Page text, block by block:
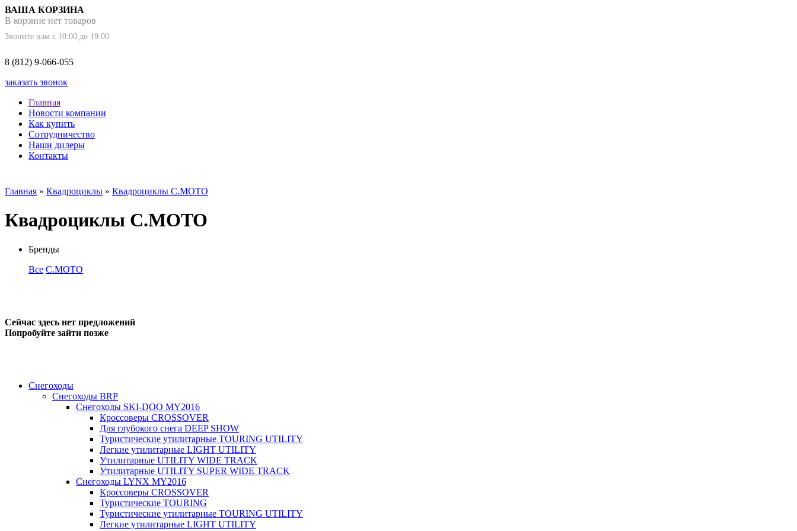
ВАША КОРЗИНА
В корзине нет товаров
Звоните нам с 10:00 до 19:00
8 (812) 9-066-055
заказать звонок
Главная
Новости компании
Как купить
Сотрудничество
Наши дилеры
Контакты
Главная » Квадроциклы » Квадроциклы C.MOTO
Квадроциклы C.MOTO
Бренды
Все C.MOTO
Сейчас здесь нет предложений
Попробуйте зайти позже
Снегоходы
Снегоходы BRP
Снегоходы SKI-DOO MY2016
Кроссоверы CROSSOVER
Для глубокого снега DEEP SHOW
Туристические утилитарные TOURING UTILITY
Легкие утилитарные LIGHT UTILITY
Утилитарные UTILITY WIDE TRACK
Утилитарные UTILITY SUPER WIDE TRACK
Снегоходы LYNX MY2016
Кроссоверы CROSSOVER
Туристические TOURING
Туристические утилитарные TOURING UTILITY
Легкие утилитарные LIGHT UTILITY